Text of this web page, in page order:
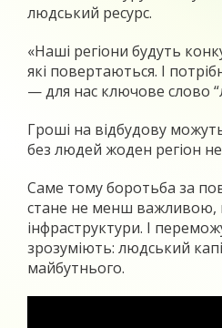
людський ресурс.
«Наші регіони будуть
які повертаються. І
— для нас ключове слово
Гроші на відбудову
без людей жоден регіон
Саме тому боротьба за
стане не менш важливою,
інфраструктури. І
зрозуміють: людський
майбутнього.